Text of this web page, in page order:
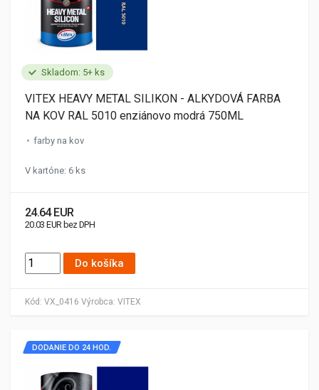
Skladom: 5+ ks
Kód: VX_0416 Výrobca: VITEX
VITEX HEAVY METAL SILIKON - ALKYDOVÁ FARBA
NA KOV RAL 5010 enziánovo modrá 750ML
farby na kov
V kartóne: 6 ks
24.64 EUR
20.03 EUR bez DPH
Do košíka
DODANIE DO 24 HOD.